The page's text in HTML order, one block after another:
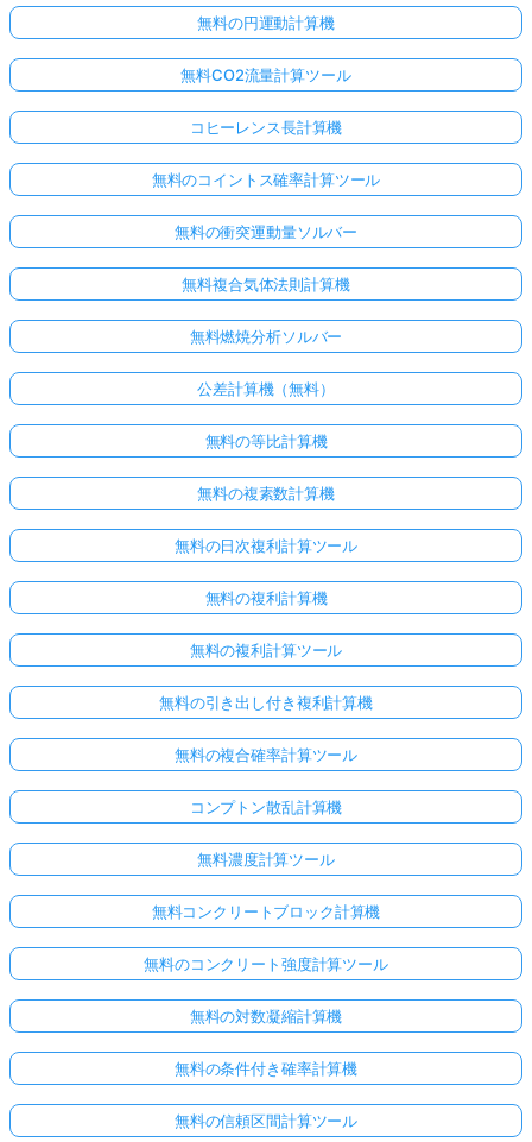
無料の円運動計算機
無料CO2流量計算ツール
コヒーレンス長計算機
無料のコイントス確率計算ツール
無料の衝突運動量ソルバー
無料複合気体法則計算機
無料燃焼分析ソルバー
公差計算機（無料）
無料の等比計算機
無料の複素数計算機
無料の日次複利計算ツール
無料の複利計算機
無料の複利計算ツール
無料の引き出し付き複利計算機
無料の複合確率計算ツール
コンプトン散乱計算機
無料濃度計算ツール
無料コンクリートブロック計算機
無料のコンクリート強度計算ツール
無料の対数凝縮計算機
無料の条件付き確率計算機
無料の信頼区間計算ツール